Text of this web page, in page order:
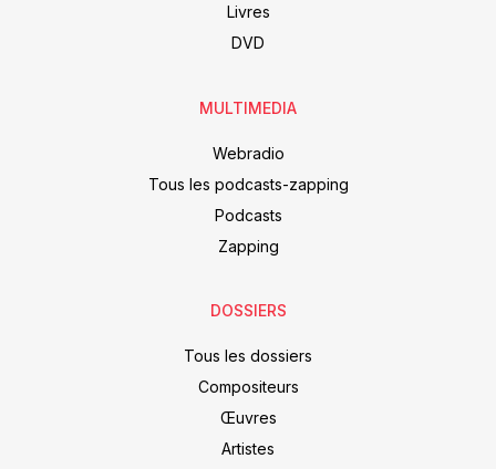
Livres
DVD
MULTIMEDIA
Webradio
Tous les podcasts-zapping
Podcasts
Zapping
DOSSIERS
Tous les dossiers
Compositeurs
Œuvres
Artistes